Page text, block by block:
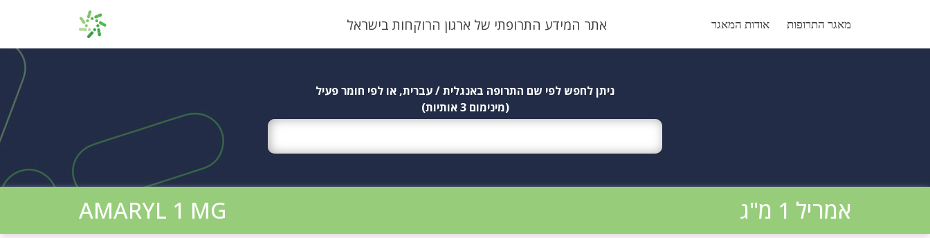
מאגר התרופות אודות המאגר אתר המידע התרופתי של ארגון הרוקחות בישראל
ניתן לחפש לפי שם התרופה באנגלית / עברית, או לפי חומר פעיל
(מינימום 3 אותיות)
אמריל 1 מ"ג AMARYL 1 MG